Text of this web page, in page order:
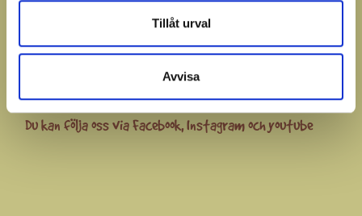
Tillåt urval
Avvisa
Du kan följa oss viaFacebook,Instagramochyoutube